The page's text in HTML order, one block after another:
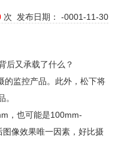
次 发布日期： -0001-11-30
后又承载了什么？
的监控产品。此外，松下将
，也可能是100mm-
像效果唯一因素，好比摄